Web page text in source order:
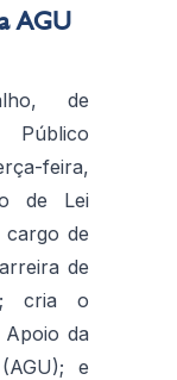
AGU
de
Público
feira,
de Lei
cargo de
de
cria o
Apoio da
e